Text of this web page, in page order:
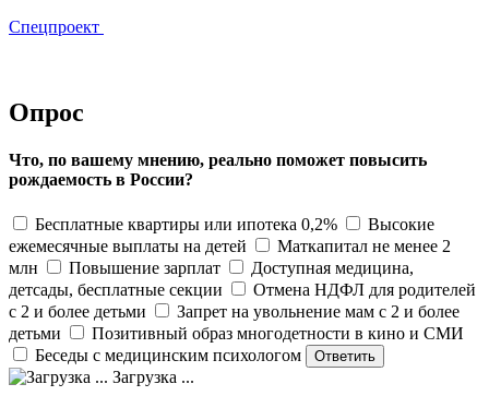
Спецпроект
Опрос
Что, по вашему мнению, реально поможет повысить
рождаемость в России?
Бесплатные квартиры или ипотека 0,2%
Высокие
ежемесячные выплаты на детей
Маткапитал не менее 2
млн
Повышение зарплат
Доступная медицина,
детсады, бесплатные секции
Отмена НДФЛ для родителей
с 2 и более детьми
Запрет на увольнение мам с 2 и более
детьми
Позитивный образ многодетности в кино и СМИ
Беседы с медицинским психологом
Загрузка ...